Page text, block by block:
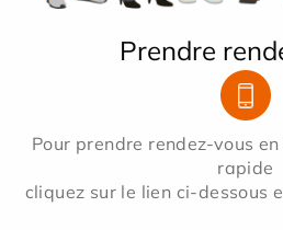
Prendre
Pour prendre rendez-vous
rapide
cliquez sur le lien ci-dessous